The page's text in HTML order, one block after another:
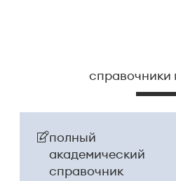
справочники
полный
академический
справочник